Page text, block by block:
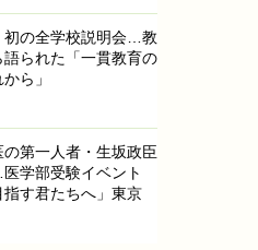
初の全学校説明会…教
語られた「一貫教育の
ら」
第一人者・生坂政臣
学部受験イベント
指す君たちへ」東京